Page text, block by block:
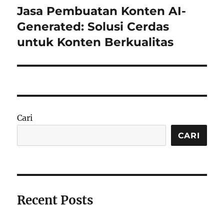
Next
post:
Jasa Pembuatan Konten AI-
Generated: Solusi Cerdas
untuk Konten Berkualitas
Cari
CARI
Recent Posts